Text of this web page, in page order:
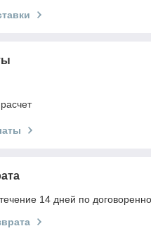
14 дней по